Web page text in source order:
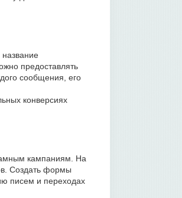
предоставлять
сообщения, его
конверсиях
кампаниям. На
Создать формы
писем и переходах